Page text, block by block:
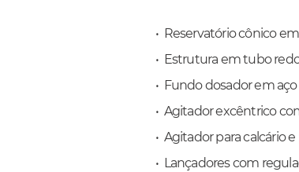
• Reservatório cônico
• Estrutura em tubo
• Fundo dosador em
• Agitador excêntrico
• Agitador para calcário
• Lançadores com